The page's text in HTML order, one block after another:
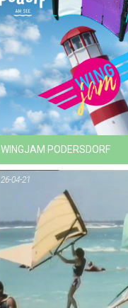
17-06-21
NEWS
WINGJAM PODERSDORF
28-04-21
NEWS
26-04-21